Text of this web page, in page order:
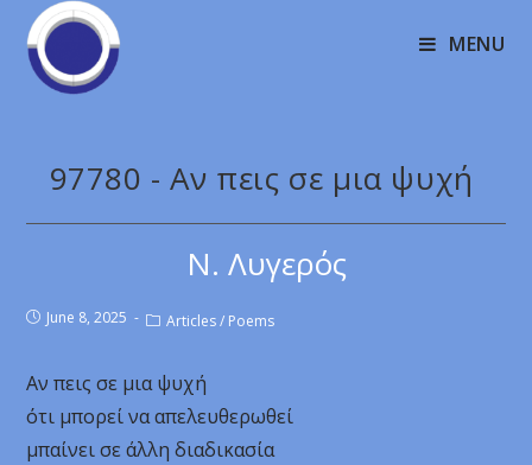
MENU
97780 - Αν πεις σε μια ψυχή
Ν. Λυγερός
June 8, 2025 Articles / Poems
Αν πεις σε μια ψυχή
ότι μπορεί να απελευθερωθεί
μπαίνει σε άλλη διαδικασία